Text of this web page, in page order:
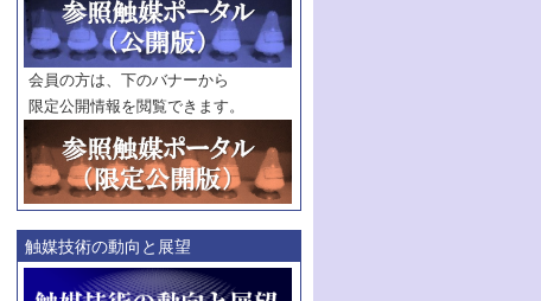
会員の方は、下のバナーから
限定公開情報を閲覧できます。
触媒技術の動向と展望